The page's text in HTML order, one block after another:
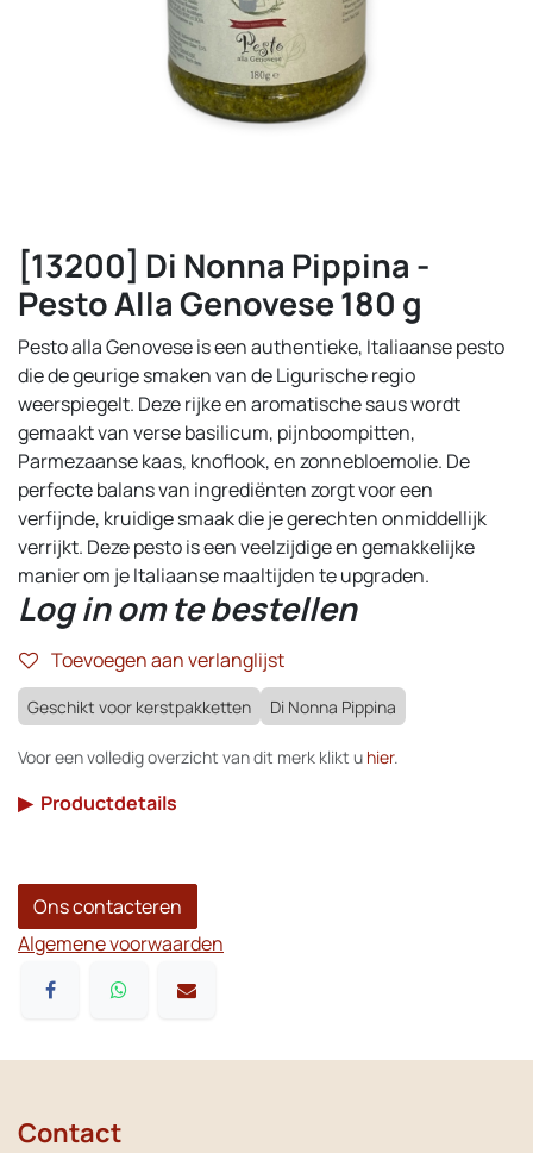
[13200] Di Nonna Pippina -
Pesto Alla Genovese 180 g
Pesto alla Genovese is een authentieke, Italiaanse pesto
die de geurige smaken van de Ligurische regio
weerspiegelt. Deze rijke en aromatische saus wordt
gemaakt van verse basilicum, pijnboompitten,
Parmezaanse kaas, knoflook, en zonnebloemolie. De
perfecte balans van ingrediënten zorgt voor een
verfijnde, kruidige smaak die je gerechten onmiddellijk
verrijkt. Deze pesto is een veelzijdige en gemakkelijke
manier om je Italiaanse maaltijden te upgraden.
Log in om te bestellen
Toevoegen aan verlanglijst
Geschikt voor kerstpakketten Di Nonna Pippina
Voor een volledig overzicht van dit merk klikt u hier.
▶ Productdetails
Ons contacteren
Algemene voorwaarden
Contact